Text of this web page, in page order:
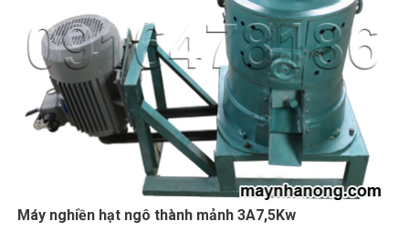
Máy nghiền hạt ngô thành mảnh 3A7,5Kw